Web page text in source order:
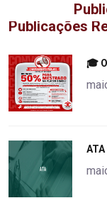
Publicações
🎓